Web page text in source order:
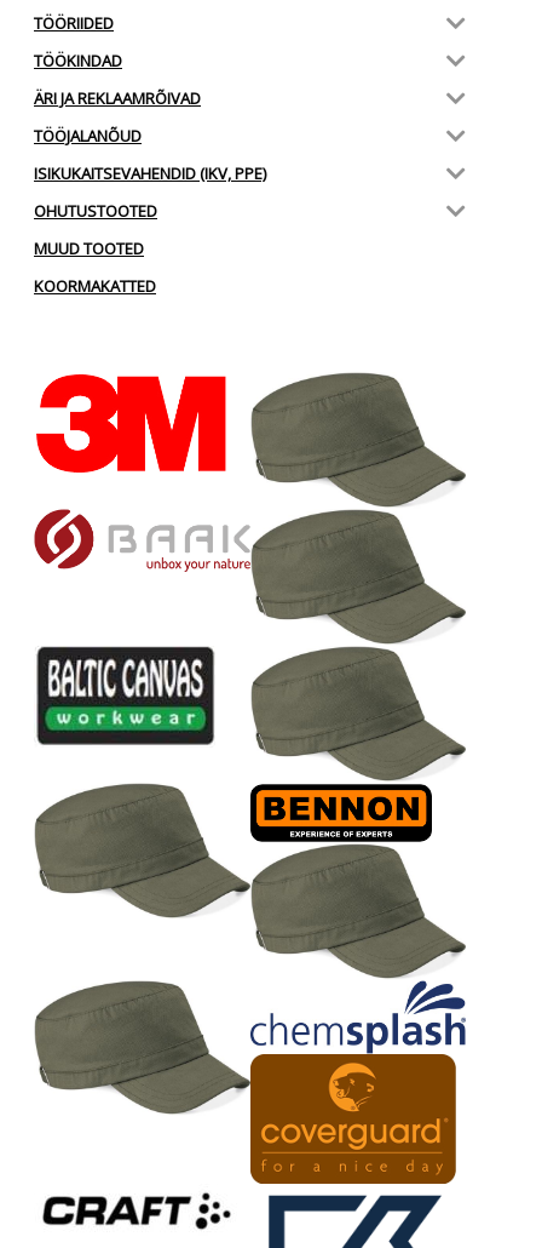
TÖÖRIIDED
TÖÖKINDAD
ÄRI JA REKLAAMRÕIVAD
TÖÖJALANÕUD
ISIKUKAITSEVAHENDID (IKV, PPE)
OHUTUSTOOTED
MUUD TOOTED
KOORMAKATTED